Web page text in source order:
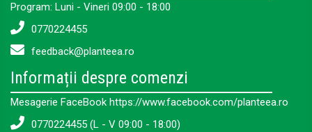
Program: Luni - Vineri 09:00 - 18:00
0770224455
feedback@planteea.ro
Informații despre comenzi
Mesagerie FaceBook https://www.facebook.com/planteea.ro
0770224455 (L - V 09:00 - 18:00)